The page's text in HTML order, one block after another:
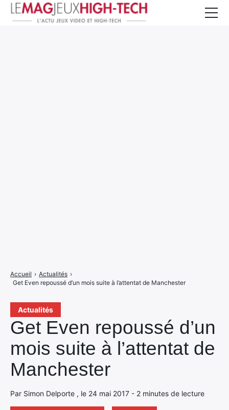
Actualités
Get Even repoussé d’un
mois suite à l’attentat de
Manchester
Par Simon Delporte , le 24 mai 2017 - 2 minutes de lecture
Accueil › Actualités ›
Get Even repoussé d’un mois suite à l’attentat de Manchester